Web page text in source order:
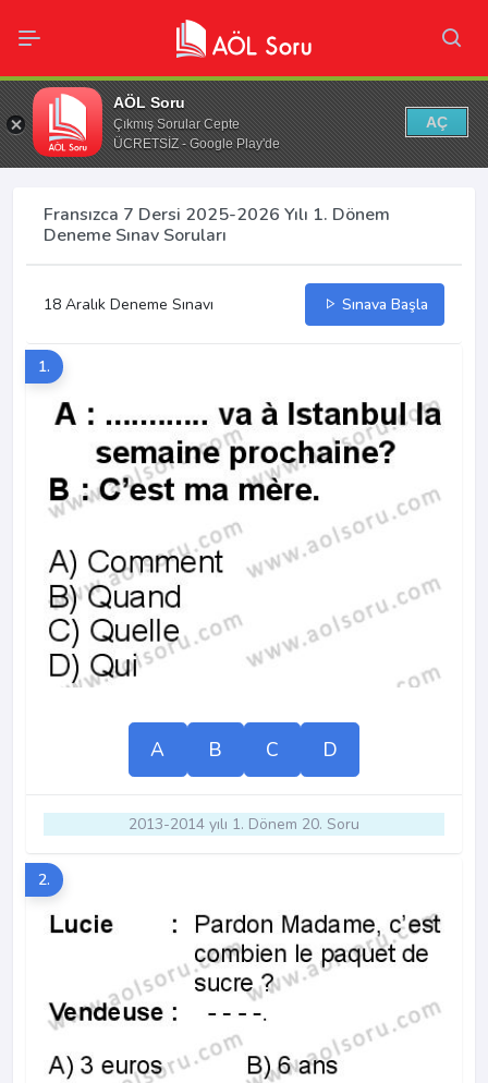
AÖL Soru
Çıkmış Sorular Cepte
ÜCRETSİZ - Google Play'de
AÇ
Fransızca 7 Dersi 2025-2026 Yılı 1. Dönem
Deneme Sınav Soruları
18 Aralık Deneme Sınavı Sınava Başla
1.
A B C D
2013-2014 yılı 1. Dönem 20. Soru
2.